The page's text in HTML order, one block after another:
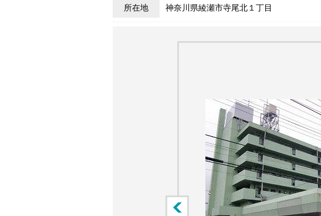
所在地 神奈川県綾瀬市寺尾北１丁目